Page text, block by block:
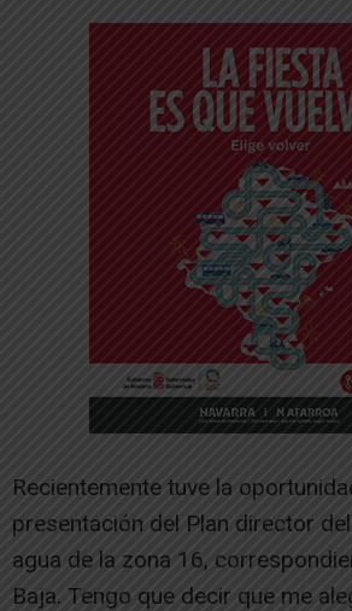
Recientemente tuve la
presentación del Plan director
agua de la zona 16,
Baja. Tengo que decir que me